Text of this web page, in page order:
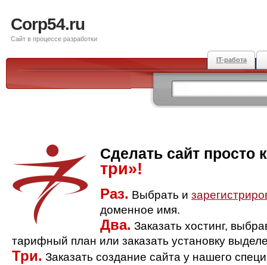
Corp54.ru
Сайт в процессе разработки
IT-работа
Сделать сайт просто
три»!
Раз. Выбрать и
доменное имя.
Два. Заказать хостинг,
тарифный план или заказать установку
Три. Заказать создание сайта у нашего